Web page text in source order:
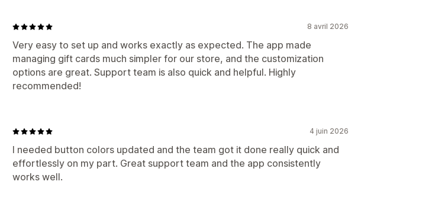
8 avril 2026
Very easy to set up and works exactly as expected. The app made
managing gift cards much simpler for our store, and the customization
options are great. Support team is also quick and helpful. Highly
recommended!
4 juin 2026
I needed button colors updated and the team got it done really quick and
effortlessly on my part. Great support team and the app consistently
works well.